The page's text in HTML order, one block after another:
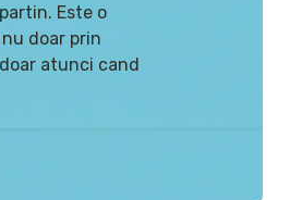
Este o
doar prin
atunci cand